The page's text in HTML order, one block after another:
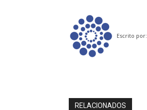
Escrito por:
RELACIONADOS